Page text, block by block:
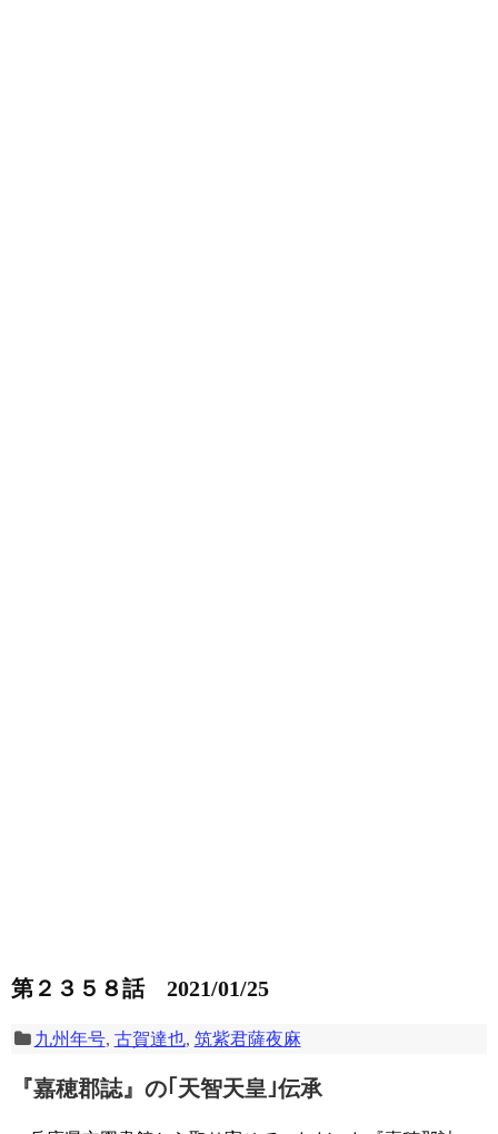
第２３５８話 2021/01/25
九州年号, 古賀達也, 筑紫君薩夜麻
『嘉穂郡誌』の｢天智天皇｣伝承